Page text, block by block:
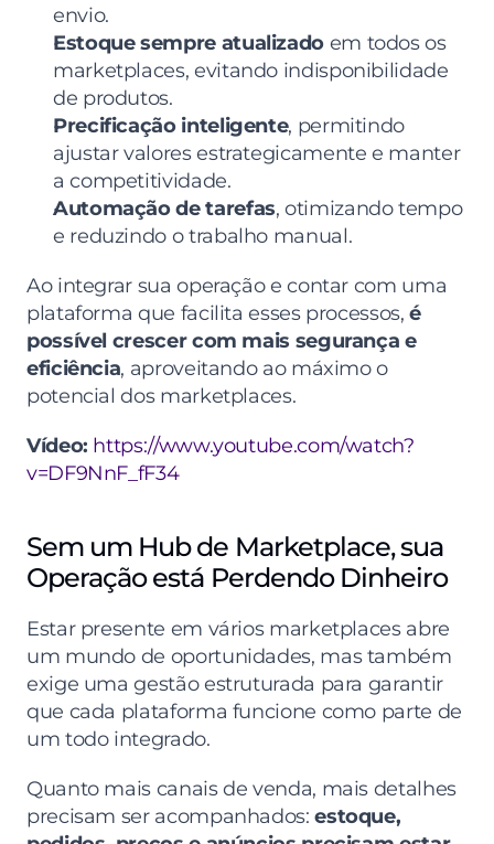
envio.
Estoque sempre atualizado em todos os
marketplaces, evitando indisponibilidade
de produtos.
Precificação inteligente, permitindo
ajustar valores estrategicamente e manter
a competitividade.
Automação de tarefas, otimizando tempo
e reduzindo o trabalho manual.
Ao integrar sua operação e contar com uma
plataforma que facilita esses processos, é
possível crescer com mais segurança e
eficiência, aproveitando ao máximo o
potencial dos marketplaces.
Vídeo: https://www.youtube.com/watch?
v=DF9NnF_fF34
Sem um Hub de Marketplace, sua
Operação está Perdendo Dinheiro
Estar presente em vários marketplaces abre
um mundo de oportunidades, mas também
exige uma gestão estruturada para garantir
que cada plataforma funcione como parte de
um todo integrado.
Quanto mais canais de venda, mais detalhes
precisam ser acompanhados: estoque,